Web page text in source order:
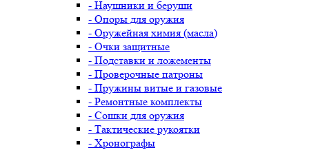
- Наушники и беруши
- Опоры для оружия
- Оружейная химия (масла)
- Очки защитные
- Подставки и ложементы
- Проверочные патроны
- Пружины витые и газовые
- Ремонтные комплекты
- Сошки для оружия
- Тактические рукоятки
- Хронографы